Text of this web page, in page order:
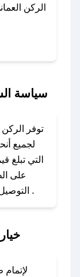
الركن
عيد
باستخدام
الكوبون،
لا
سياسة
توفر
لجميع
التي تبلغ
على
التوصيل السريع، يرجى تقديم طلبك قبل الساعة .